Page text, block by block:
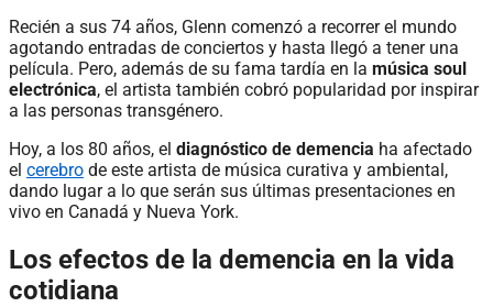
Recién a sus 74 años, Glenn comenzó a recorrer el mundo
agotando entradas de conciertos y hasta llegó a tener una
película. Pero, además de su fama tardía en la música soul
electrónica, el artista también cobró popularidad por inspirar
a las personas transgénero.
Hoy, a los 80 años, el diagnóstico de demencia ha afectado
el cerebro de este artista de música curativa y ambiental,
dando lugar a lo que serán sus últimas presentaciones en
vivo en Canadá y Nueva York.
Los efectos de la demencia en la vida
cotidiana